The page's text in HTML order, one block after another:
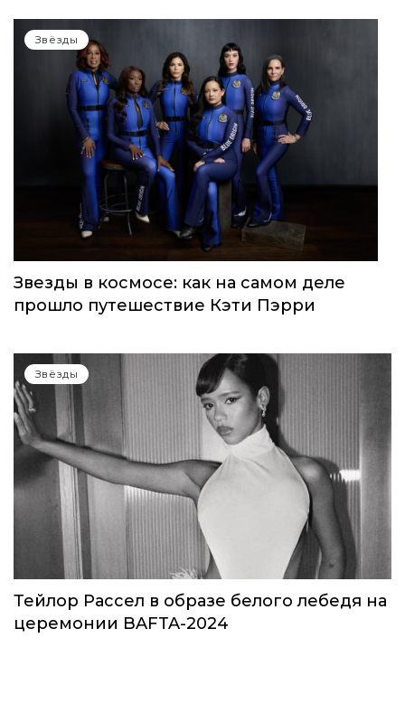
Звёзды
Звезды в космосе: как на самом деле
прошло путешествие Кэти Пэрри
Звёзды
Тейлор Рассел в образе белого лебедя на
церемонии BAFTA-2024